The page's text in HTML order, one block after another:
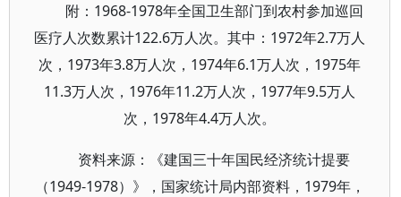
附：1968-1978年全国卫生部门到农村参加巡回
医疗人次数累计122.6万人次。其中：1972年2.7万人
次，1973年3.8万人次，1974年6.1万人次，1975年
11.3万人次，1976年11.2万人次，1977年9.5万人
次，1978年4.4万人次。
资料来源：《建国三十年国民经济统计提要
（1949-1978）》，国家统计局内部资料，1979年，